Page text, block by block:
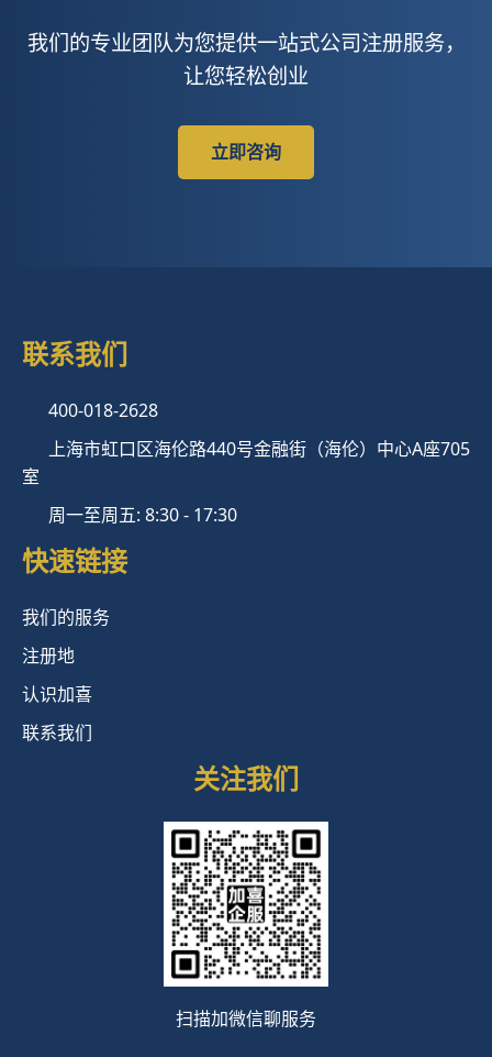
我们的专业团队为您提供一站式公司注册服务，
让您轻松创业
立即咨询
联系我们
400-018-2628
上海市虹口区海伦路440号金融街（海伦）中心A座705
室
周一至周五: 8:30 - 17:30
快速链接
我们的服务
注册地
认识加喜
联系我们
关注我们
扫描加微信聊服务